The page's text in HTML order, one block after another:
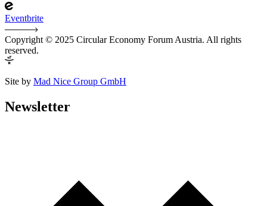
Eventbrite
Copyright © 2025 Circular Economy Forum Austria. All rights
reserved.
Site by Mad Nice Group GmbH
Newsletter